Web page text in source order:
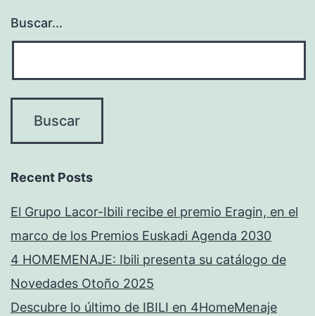
Buscar...
Recent Posts
El Grupo Lacor-Ibili recibe el premio Eragin, en el
marco de los Premios Euskadi Agenda 2030
4 HOMEMENAJE: Ibili presenta su catálogo de
Novedades Otoño 2025
Descubre lo último de IBILI en 4HomeMenaje